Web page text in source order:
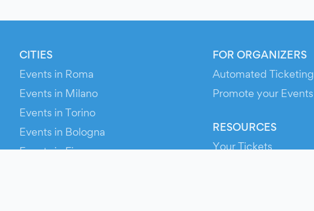
CITIES
Events in Roma
Events in Milano
Events in Torino
Events in Bologna
Events in Firenze
FOR ORGANIZERS
Automated Ticketing
Promote your Events
RESOURCES
Your Tickets